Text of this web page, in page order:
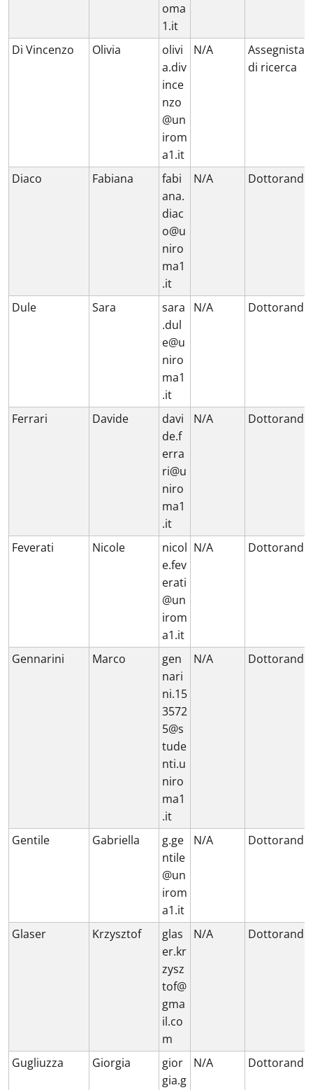
oma
1.it
Di Vincenzo Olivia
olivi
a.div
ince
nzo
@un
irom
a1.it
N/A
Assegnista
di ricerca
Diaco Fabiana
fabi
ana.
diac
o@u
niro
ma1
.it
N/A Dottorando
Dule Sara
sara
.dul
e@u
niro
ma1
.it
N/A Dottorando
Ferrari Davide
davi
de.f
erra
ri@u
niro
ma1
.it
N/A Dottorando
Feverati Nicole
nicol
e.fev
erati
@un
irom
a1.it
N/A Dottorando
Gennarini Marco
gen
nari
ni.15
3572
5@s
tude
nti.u
niro
ma1
.it
N/A Dottorando
Gentile Gabriella
g.ge
ntile
@un
irom
a1.it
N/A Dottorando
Glaser Krzysztof
glas
er.kr
zysz
tof@
gma
il.co
m
N/A Dottorando
Gugliuzza Giorgia
gior
gia.g
N/A Dottorando